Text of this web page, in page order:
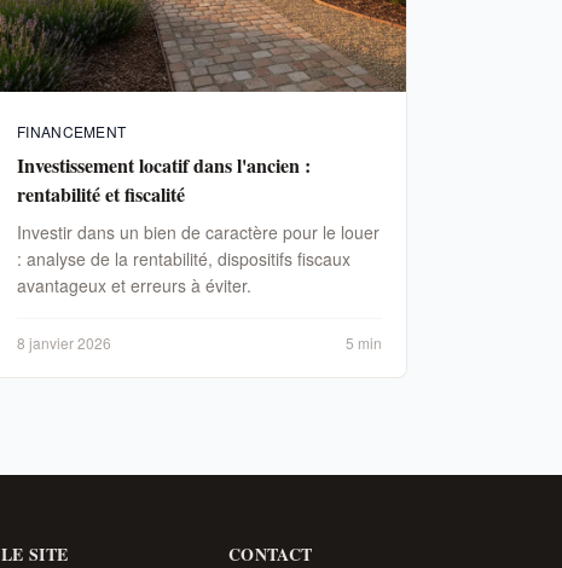
FINANCEMENT
Investissement locatif dans l'ancien :
rentabilité et fiscalité
Investir dans un bien de caractère pour le louer
: analyse de la rentabilité, dispositifs fiscaux
avantageux et erreurs à éviter.
8 janvier 2026 5 min
LE SITE CONTACT